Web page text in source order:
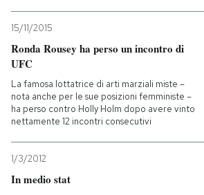
15/11/2015
Ronda Rousey ha perso un incontro di
UFC
La famosa lottatrice di arti marziali miste –
nota anche per le sue posizioni femministe –
ha perso contro Holly Holm dopo avere vinto
nettamente 12 incontri consecutivi
1/3/2012
In medio stat